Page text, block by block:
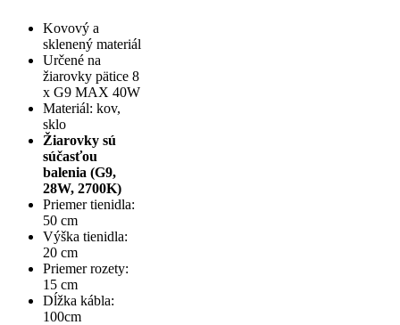
Kovový a
sklenený materiál
Určené na
žiarovky pätice 8
x G9 MAX 40W
Materiál: kov,
sklo
Žiarovky sú
súčasťou
balenia (G9,
28W, 2700K)
Priemer tienidla:
50 cm
Výška tienidla:
20 cm
Priemer rozety:
15 cm
Dĺžka kábla:
100cm